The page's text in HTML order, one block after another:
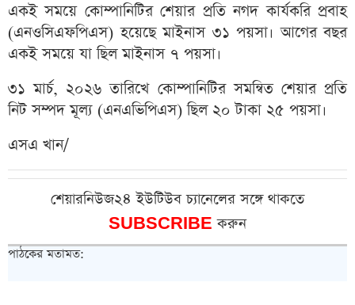
একই সময়ে কোম্পানিটির শেয়ার প্রতি নগদ কার্যকরি প্রবাহ
(এনওসিএফপিএস) হয়েছে মাইনাস ৩১ পয়সা। আগের বছর
একই সময়ে যা ছিল মাইনাস ৭ পয়সা।
৩১ মার্চ, ২০২৬ তারিখে কোম্পানিটির সমন্বিত শেয়ার প্রতি
নিট সম্পদ মূল্য (এনএভিপিএস) ছিল ২০ টাকা ২৫ পয়সা।
এসএ খান/
শেয়ারনিউজ২৪ ইউটিউব চ্যানেলের সঙ্গে থাকতে
SUBSCRIBEকরুন
পাঠকের মতামত: